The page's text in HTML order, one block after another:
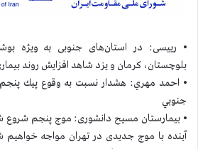
⦁ رییسی: در استان‌های جنوبی به ویژه
بلوچستان، کرمان و یزد شاهد افزایش روند
⦁ احمد مهري: هشدار نسبت به وقوع پيك
جنوبي
⦁ بیمارستان مسیح دانشوری: موج پنجم
آینده با موج جدیدی در تهران مواجه